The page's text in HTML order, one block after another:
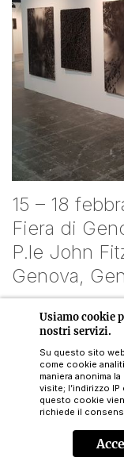
15 – 18
Fiera di
P.le John
Genova,
Usiamo cookie
nostri servizi.
Su questo sito
come cookie
maniera anonima
visite; l’indirizzo
questo cookie
richiede il